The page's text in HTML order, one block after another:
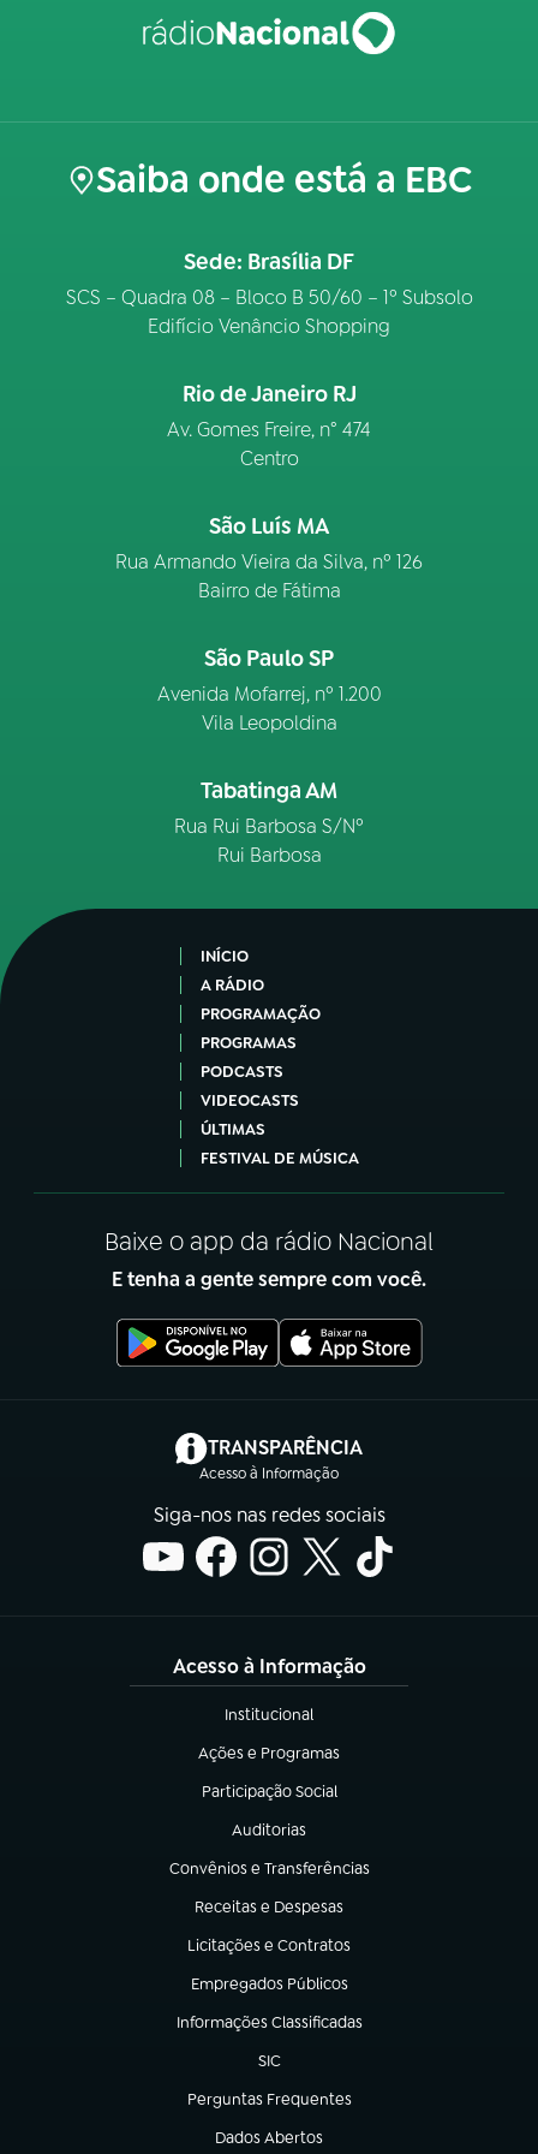
Saiba onde está a EBC
Sede: Brasília DF
SCS – Quadra 08 – Bloco B 50/60 – 1º Subsolo
Edifício Venâncio Shopping
Rio de Janeiro RJ
Av. Gomes Freire, n° 474
Centro
São Luís MA
Rua Armando Vieira da Silva, nº 126
Bairro de Fátima
São Paulo SP
Avenida Mofarrej, nº 1.200
Vila Leopoldina
Tabatinga AM
Rua Rui Barbosa S/Nº
Rui Barbosa
INÍCIO
A RÁDIO
PROGRAMAÇÃO
PROGRAMAS
PODCASTS
VIDEOCASTS
ÚLTIMAS
FESTIVAL DE MÚSICA
Baixe o app da rádio Nacional
E tenha a gente sempre com você.
TRANSPARÊNCIA
Acesso à Informação
(abre em nova aba)
Siga-nos nas redes sociais
Acesso à Informação
Institucional
(abre em nova aba)
Ações e Programas
(abre em nova aba)
Participação Social
(abre em nova aba)
Auditorias
(abre em nova aba)
Convênios e Transferências
(abre em nova aba)
Receitas e Despesas
(abre em nova aba)
Licitações e Contratos
(abre em nova aba)
Empregados Públicos
(abre em nova aba)
Informações Classificadas
(abre em nova aba)
SIC
(abre em nova aba)
Perguntas Frequentes
(abre em nova aba)
Dados Abertos
(abre em nova aba)